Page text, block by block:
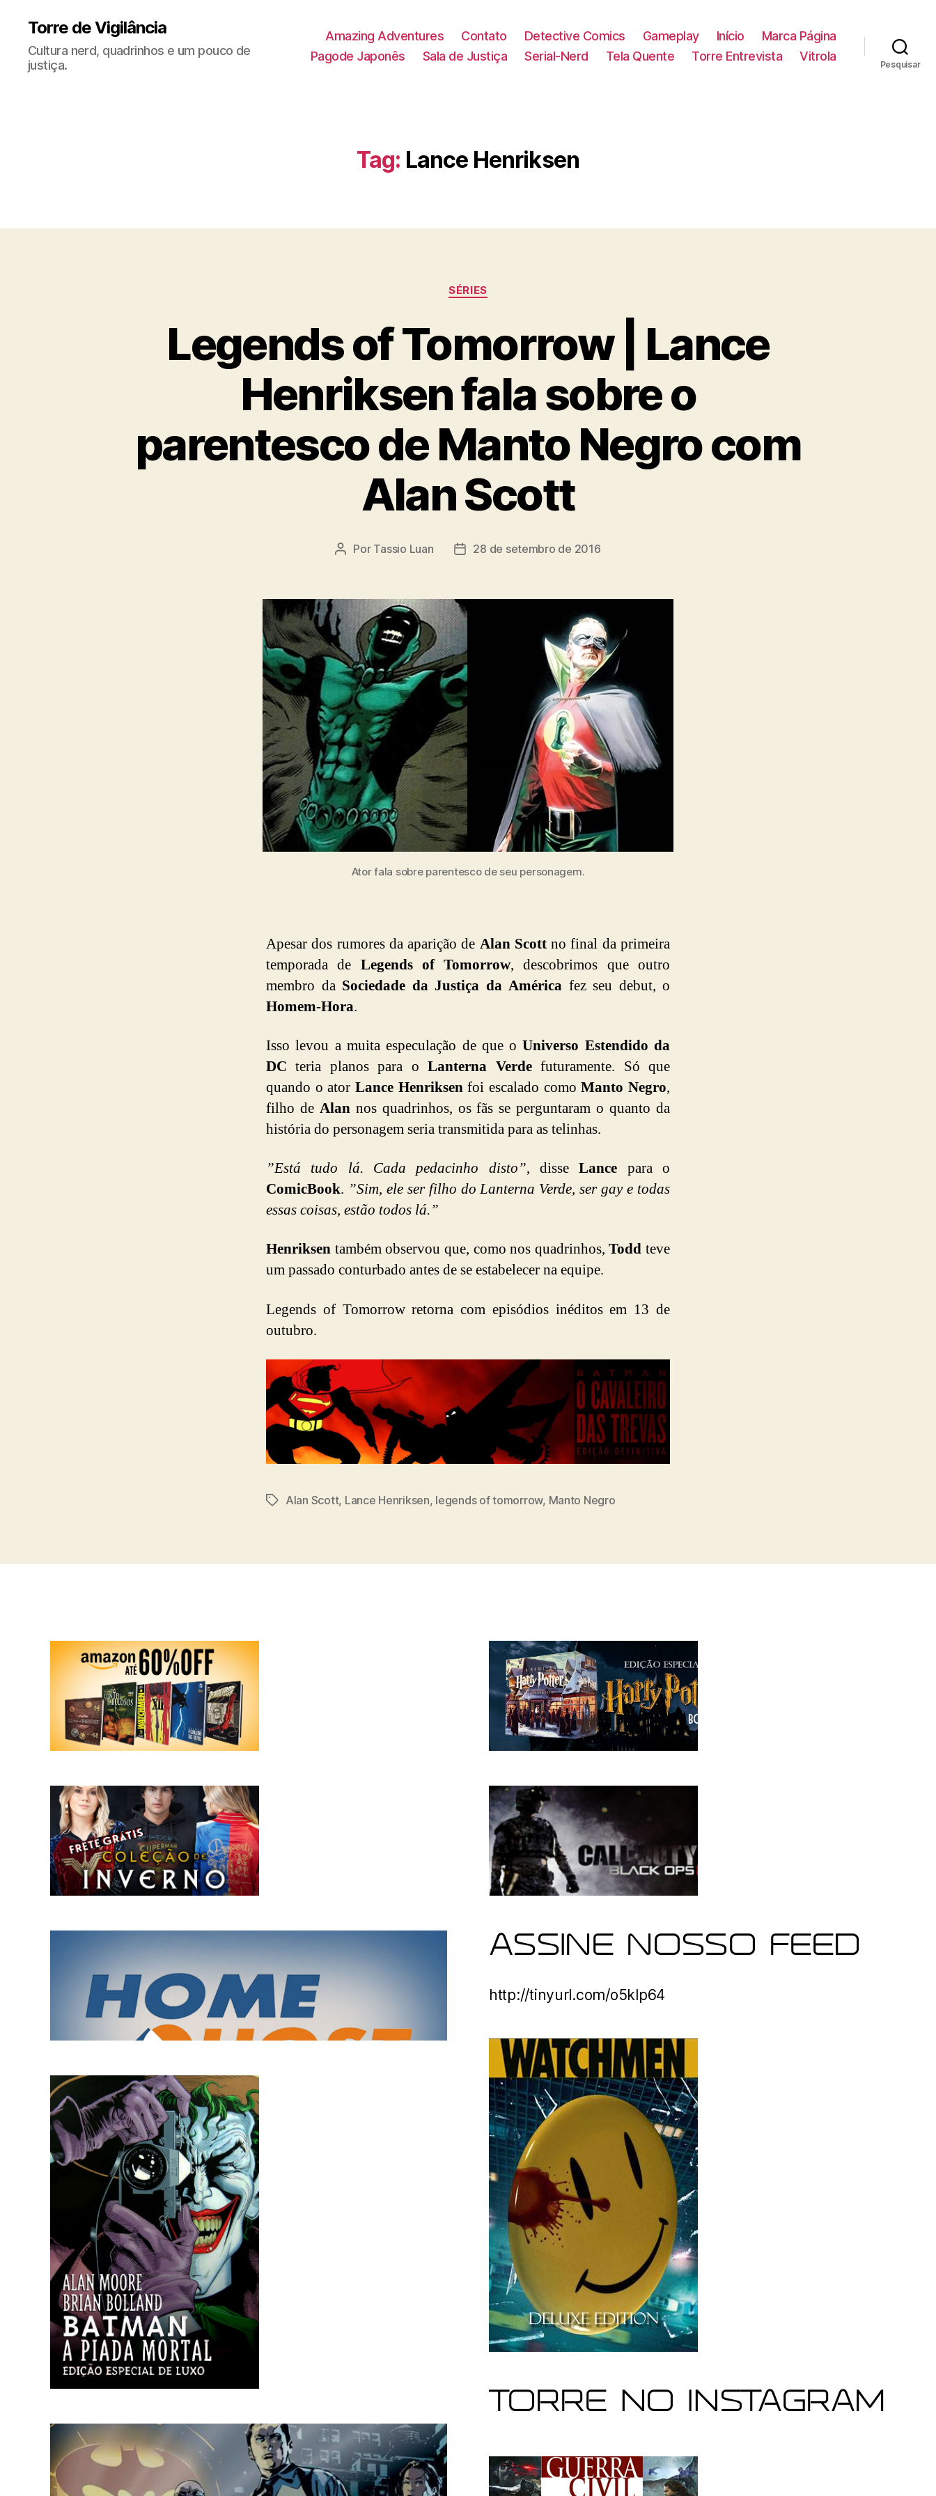
Torre de Vigilância
Cultura nerd, quadrinhos e um pouco de
justiça.
Amazing Adventures Contato Detective Comics Gameplay Início
Marca Página
Pagode Japonês
Sala de Justiça Serial-Nerd Tela Quente Torre Entrevista Vitrola
Pesquisar
Tag: Lance Henriksen
Categorias
SÉRIES
Legends of Tomorrow | Lance
Henriksen fala sobre o
parentesco de Manto Negro com
Alan Scott
Autor
Por Tassio Luan
Data28 de setembro de 2016
Ator fala sobre parentesco de seu personagem.
Apesar dos rumores da aparição de Alan Scottno final da primeira
temporada de Legends of Tomorrow, descobrimos que outro
membro da Sociedade da Justiça da América fez seu debut, o
Homem-Hora.
Isso levou a muita especulação de que oUniverso Estendido da
DC teria planos para oLanterna Verdefuturamente. Só que
quando o ator Lance Henriksenfoi escalado comoManto Negro,
filho de Alannos quadrinhos, os fãs se perguntaram o quanto da
história do personagem seria transmitida para as telinhas.
”Está tudo lá. Cada pedacinho disto”, disseLance para o
ComicBook. ”Sim, ele ser filho do Lanterna Verde, ser gay e todas
essas coisas, estão todos lá.”
Henriksen também observou que, como nos quadrinhos,Todd teve
um passado conturbado antes de se estabelecer na equipe.
Legends of Tomorrow retorna com episódios inéditos em 13 de
outubro.
TagsAlan Scott, Lance Henriksen, legends of tomorrow, Manto Negro
ASSINE NOSSO FEED
http://tinyurl.com/o5klp64
Torre no Instagram